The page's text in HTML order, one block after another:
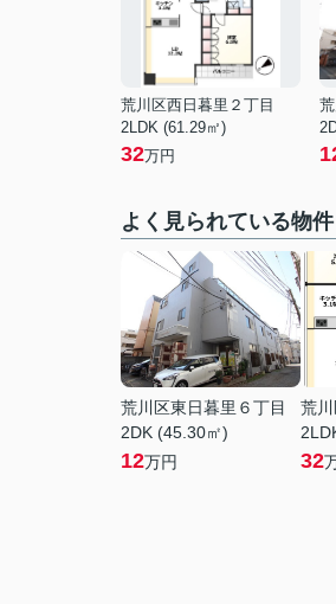
荒川区西日暮里２丁目
2LDK (61.29㎡)
32万円
よく見られている物件
荒川区東日暮里６丁目
2DK (45.30㎡)
12万円
荒
32